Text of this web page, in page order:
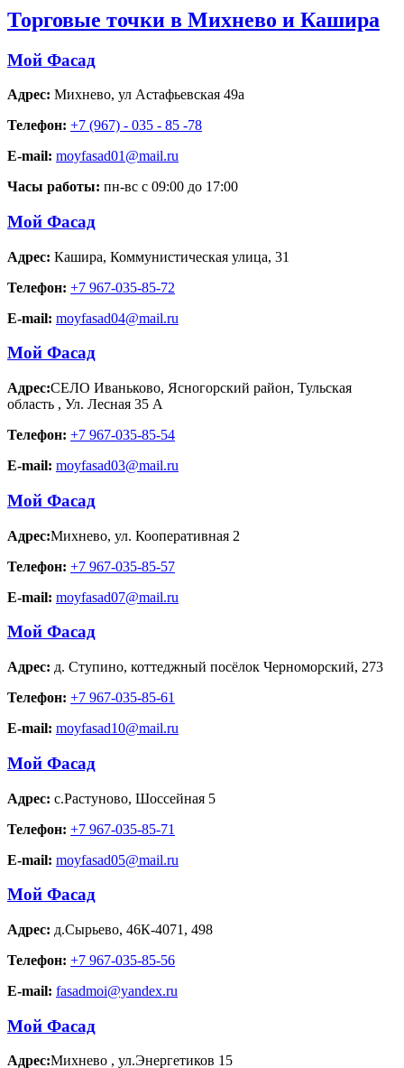
Торговые точки в Михнево и Кашира
Мой Фасад
Адрес: Михнево, ул Астафьевская 49а
Телефон: +7 (967) - 035 - 85 -78
E-mail: moyfasad01@mail.ru
Часы работы: пн-вс с 09:00 до 17:00
Мой Фасад
Адрес: Кашира, Коммунистическая улица, 31
Телефон: +7 967-035-85-72
E-mail: moyfasad04@mail.ru
Мой Фасад
Адрес:СЕЛО Иваньково, Ясногорский район, Тульская
область , Ул. Лесная 35 А
Телефон: +7 967-035-85-54
E-mail: moyfasad03@mail.ru
Мой Фасад
Адрес:Михнево, ул. Кооперативная 2
Телефон: +7 967-035-85-57
E-mail: moyfasad07@mail.ru
Мой Фасад
Адрес: д. Ступино, коттеджный посёлок Черноморский, 273
Телефон: +7 967-035-85-61
E-mail: moyfasad10@mail.ru
Мой Фасад
Адрес: с.Растуново, Шоссейная 5
Телефон: +7 967-035-85-71
E-mail: moyfasad05@mail.ru
Мой Фасад
Адрес: д.Сырьево, 46К-4071, 498
Телефон: +7 967-035-85-56
E-mail: fasadmoi@yandex.ru
Мой Фасад
Адрес:Михнево , ул.Энергетиков 15